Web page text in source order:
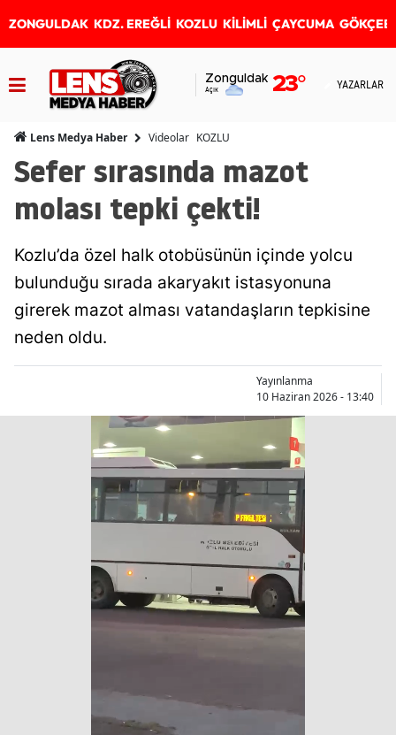
ZONGULDAK KDZ. EREĞLİ KOZLU KİLİMLİ ÇAYCUMA
Zonguldak
Açık 23° YAZARLAR
Lens Medya Haber Videolar KOZLU
Sefer sırasında mazot
molası tepki çekti!
Kozlu’da özel halk otobüsünün içinde yolcu
bulunduğu sırada akaryakıt istasyonuna
girerek mazot alması vatandaşların tepkisine
neden oldu.
Yayınlanma
10 Haziran 2026 - 13:40